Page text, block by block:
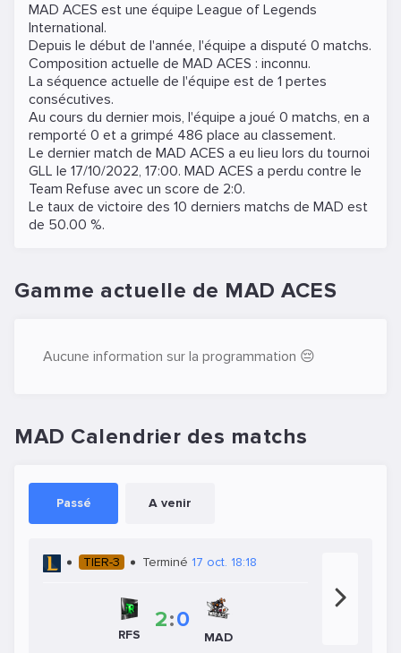
MAD ACES est une équipe League of Legends
International.
Depuis le début de l'année, l'équipe a disputé 0 matchs.
Composition actuelle de MAD ACES : inconnu.
La séquence actuelle de l'équipe est de 1 pertes
consécutives.
Au cours du dernier mois, l'équipe a joué 0 matchs, en a
remporté 0 et a grimpé 486 place au classement.
Le dernier match de MAD ACES a eu lieu lors du tournoi
GLL le 17/10/2022, 17:00. MAD ACES a perdu contre le
Team Refuse avec un score de 2:0.
Le taux de victoire des 10 derniers matchs de MAD est
de 50.00 %.
Gamme actuelle de MAD ACES
Aucune information sur la programmation 😔
MAD Calendrier des matchs
Passé A venir
TIER-3 Terminé 17 oct. 18:18
RFS
2:0
MAD